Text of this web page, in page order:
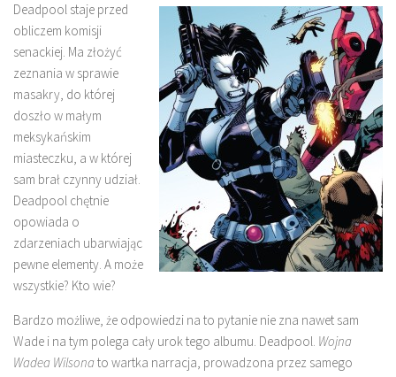
Deadpool staje przed
obliczem komisji
senackiej. Ma złożyć
zeznania w sprawie
masakry, do której
doszło w małym
meksykańskim
miasteczku, a w której
sam brał czynny udział.
Deadpool chętnie
opowiada o
zdarzeniach ubarwiając
pewne elementy. A może
wszystkie? Kto wie?
Bardzo możliwe, że odpowiedzi na to pytanie nie zna nawet sam
Wade i na tym polega cały urok tego albumu. Deadpool. Wojna
Wadea Wilsonato wartka narracja, prowadzona przez samego